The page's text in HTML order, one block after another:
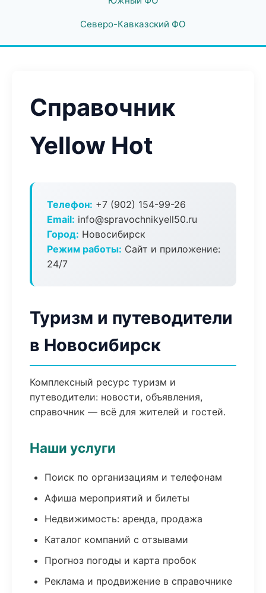
Северо-Кавказский ФО
Справочник
Yellow Hot
Телефон: +7 (902) 154-99-26
Email: info@spravochnikyell50.ru
Город: Новосибирск
Режим работы: Сайт и приложение:
24/7
Туризм и путеводители
в Новосибирск
Комплексный ресурс туризм и
путеводители: новости, объявления,
справочник — всё для жителей и гостей.
Наши услуги
Поиск по организациям и телефонам
Афиша мероприятий и билеты
Недвижимость: аренда, продажа
Каталог компаний с отзывами
Прогноз погоды и карта пробок
Реклама и продвижение в справочнике